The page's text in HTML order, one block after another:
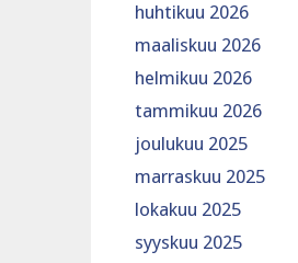
huhtikuu 2026
maaliskuu 2026
helmikuu 2026
tammikuu 2026
joulukuu 2025
marraskuu 2025
lokakuu 2025
syyskuu 2025